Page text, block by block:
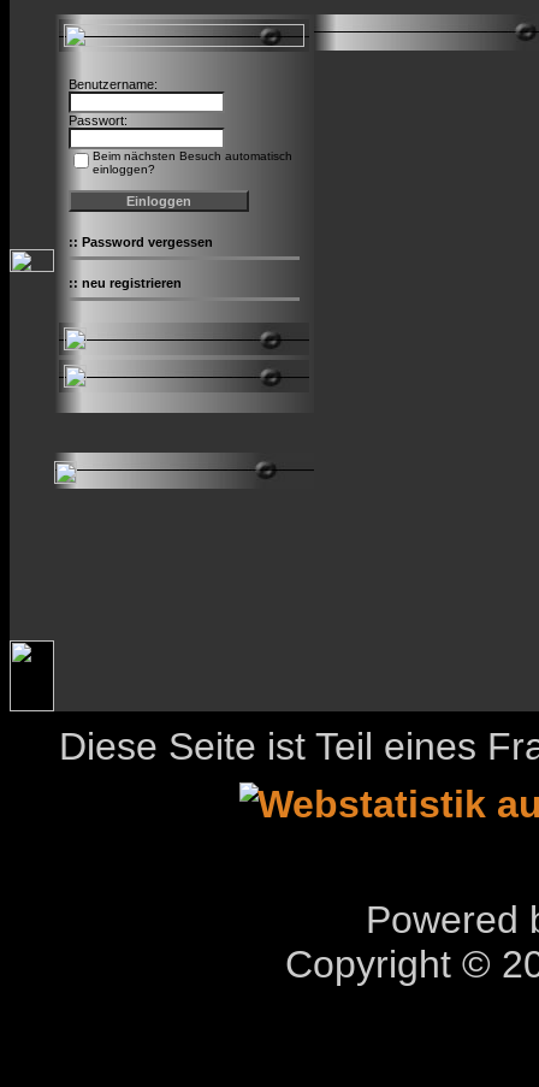
Benutzername:
Passwort:
Beim nächsten Besuch automatisch
einloggen?
:: Password vergessen
:: neu registrieren
Diese Seite ist Teil eines
Powered
Copyright ©